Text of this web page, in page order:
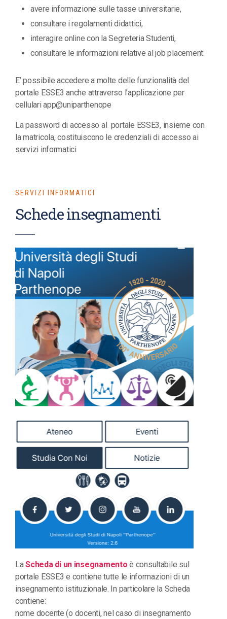
avere informazione sulle tasse universitarie,
consultare i regolamenti didattici,
interagire online con la Segreteria Studenti,
consultare le informazioni relative al job placement.
E’ possibile accedere a molte delle funzionalità del
portale ESSE3 anche attraverso l’applicazione per
cellulari app@uniparthenope
La password di accesso al portale ESSE3, insieme con
la matricola, costituiscono le credenziali di accesso ai
servizi informatici
SERVIZI INFORMATICI
Schede insegnamenti
LaScheda di un insegnamento è consultabile sul
portale ESSE3 e contiene tutte le informazioni di un
insegnamento istituzionale. In particolare la Scheda
contiene:
nome docente (o docenti, nel caso di insegnamento